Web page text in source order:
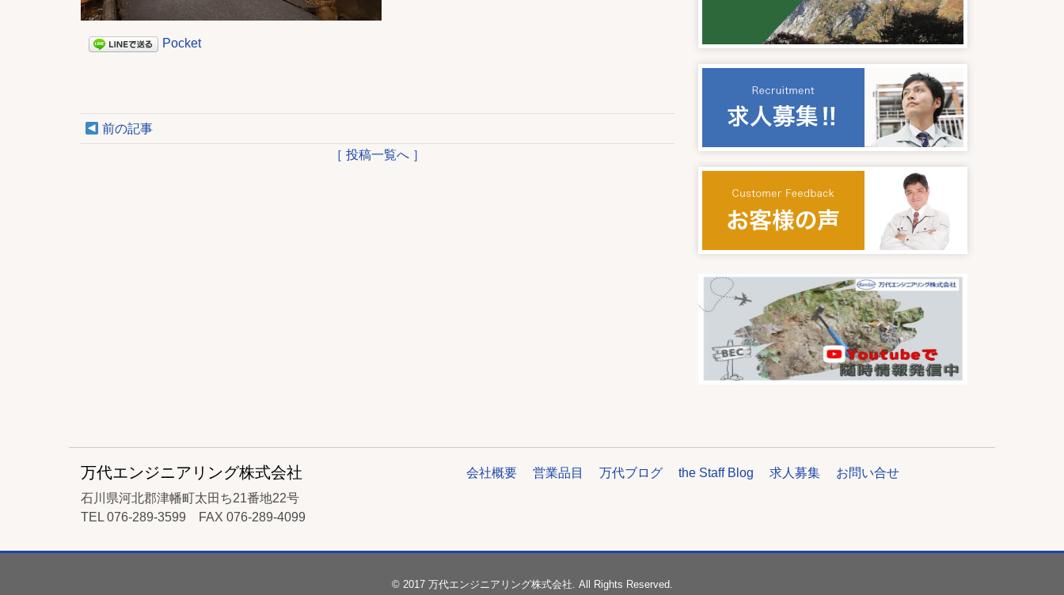
Pocket
前の記事
［ 投稿一覧へ ］
万代エンジニアリング株式会社
石川県河北郡津幡町太田ち21番地22号
TEL 076-289-3599 FAX 076-289-4099
会社概要 営業品目 万代ブログ the Staff Blog 求人募集 お問い合せ
© 2017 万代エンジニアリング株式会社. All Rights Reserved.